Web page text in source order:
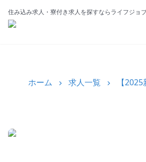
住み込み求人・寮付き求人を探すならライフジョ
ホーム 求人一覧 【